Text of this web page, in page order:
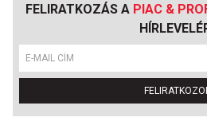
FELIRATKOZÁS A PIAC &